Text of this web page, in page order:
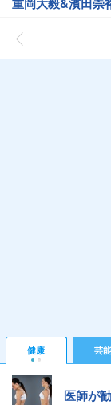
健康 芸能
医師が